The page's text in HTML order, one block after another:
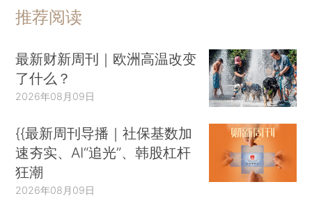
推荐阅读
最新财新周刊｜欧洲高温改变
了什么？
2026年08月09日
{{最新周刊导播｜社保基数加
速夯实、AI“追光”、韩股杠杆
狂潮
2026年08月09日